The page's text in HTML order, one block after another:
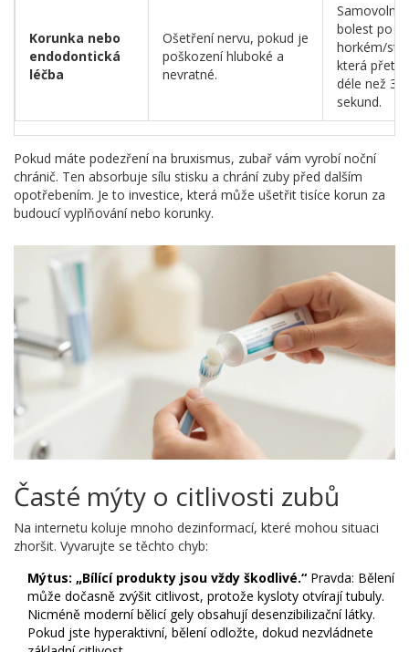
Korunka nebo
endodontická
léčba
Ošetření nervu, pokud je
poškození hluboké a
nevratné.
Samovolná
bolest po
horkém/
která
déle než 30
sekund.
Pokud máte podezření na bruxismus, zubař vám vyrobí noční
chránič. Ten absorbuje sílu stisku a chrání zuby před dalším
opotřebením. Je to investice, která může ušetřit tisíce korun za
budoucí vyplňování nebo korunky.
Časté mýty o citlivosti zubů
Na internetu koluje mnoho dezinformací, které mohou situaci
zhoršit. Vyvarujte se těchto chyb:
Mýtus: „Bílící produkty jsou vždy škodlivé.“ Pravda: Bělení
může dočasně zvýšit citlivost, protože kysloty otvírají tubuly.
Nicméně moderní bělicí gely obsahují desenzibilizační látky.
Pokud jste hyperaktivní, bělení odložte, dokud nezvládnete